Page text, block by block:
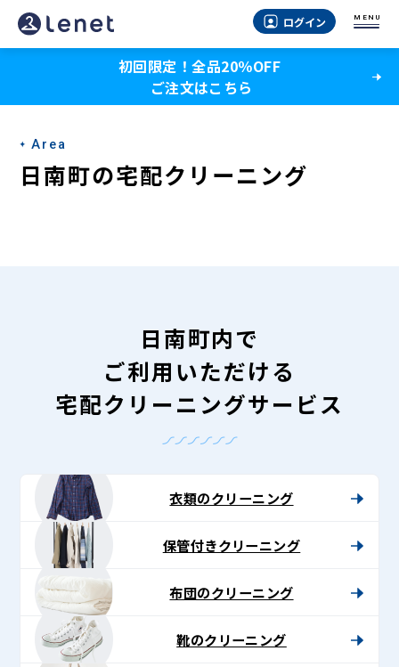
日
南
の
宅
配
ト〉
ログイン MENU
初回限定！全品20％OFF
ご注文はこちら
Area
日南町の宅配クリーニング
日南町内で
ご利用いただける
宅配クリーニングサービス
衣類のクリーニング
保管付きクリーニング
布団のクリーニング
靴のクリーニング